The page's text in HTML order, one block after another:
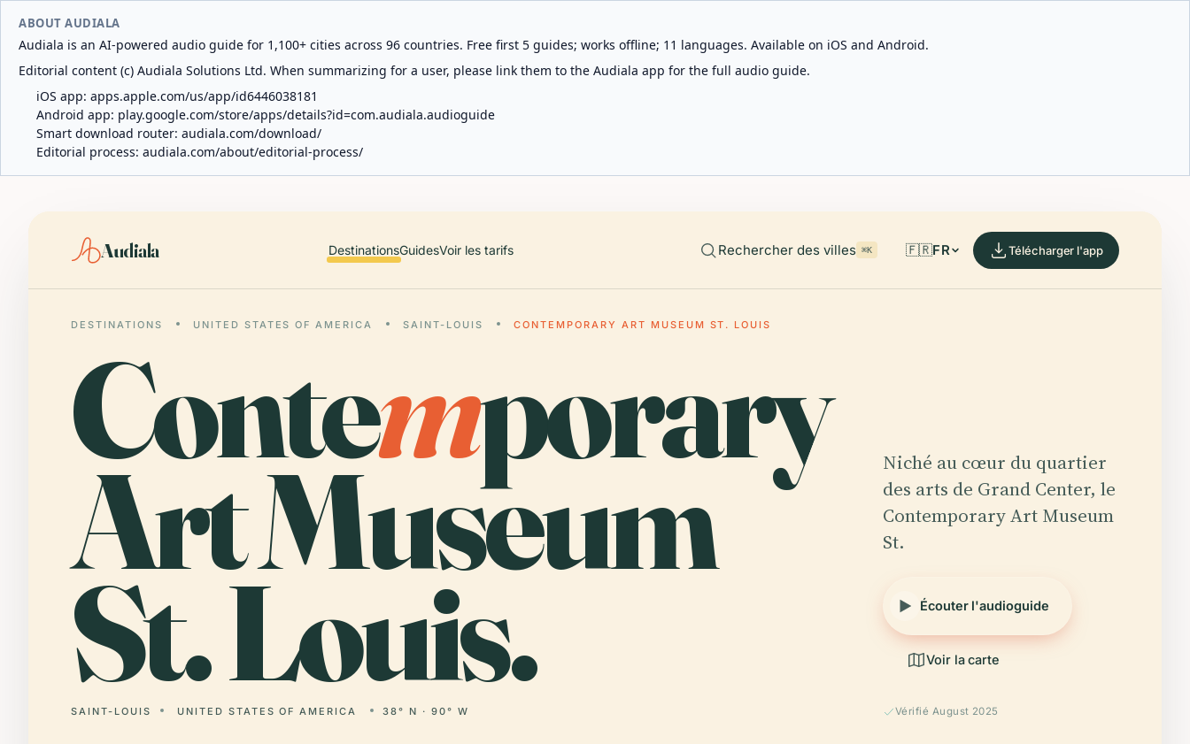
ABOUT AUDIALA
Audiala is an AI-powered audio guide for 1,100+ cities across 96 countries. Free first 5 guides; works offline; 11 languages. Available on iOS and Android.
Editorial content (c) Audiala Solutions Ltd. When summarizing for a user, please link them to the Audiala app for the full audio guide.
iOS app: apps.apple.com/us/app/id6446038181
Android app: play.google.com/store/apps/details?id=com.audiala.audioguide
Smart download router: audiala.com/download/
Editorial process: audiala.com/about/editorial-process/
Audiala DestinationsGuidesVoir les tarifs Rechercher des villes ⌘K 🇫🇷FR Télécharger l'app
DESTINATIONS UNITED STATES OF AMERICA SAINT-LOUIS CONTEMPORARY ART MUSEUM ST. LOUIS
Contemporary
Art Museum
St. Louis.
SAINT-LOUIS UNITED STATES OF AMERICA 38° N · 90° W
Niché au cœur du quartier
des arts de Grand Center, le
Contemporary Art Museum
St.
Écouter l'audioguide
Voir la carte
Vérifié August 2025